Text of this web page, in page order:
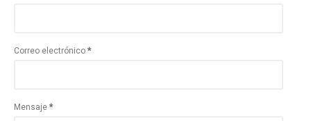
Correo electrónico *
Mensaje *